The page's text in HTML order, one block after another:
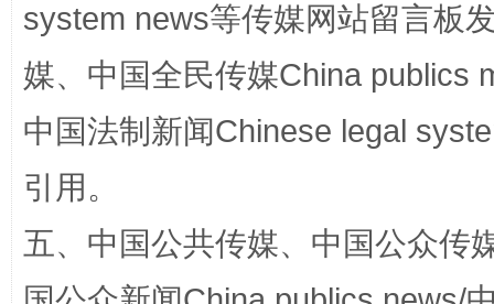
“蜀中异人”王建安的艺术幻境
system news等传媒网站留言板
媒、中国全民传媒China publics
中国法制新闻Chinese legal
引用。
五、中国公共传媒、中国公众传